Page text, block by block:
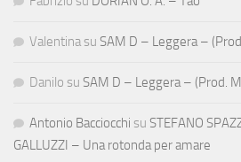
Valentina su SAM D – Leggera –
Danilo su SAM D – Leggera – (Prod.
Antonio Bacciocchi su STEFANO
GALLUZZI – Una rotonda per amare